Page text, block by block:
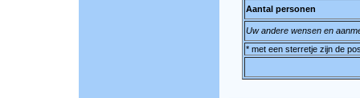
Aantal personen
Uw andere wensen en
* met een sterretje zijn de